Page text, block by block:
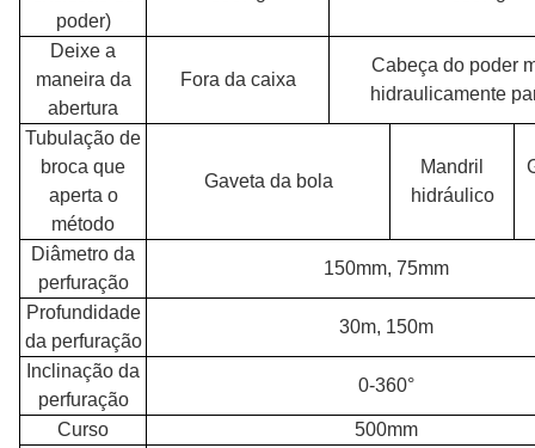
poder)
Deixe a
maneira da
abertura
Fora da caixa
Cabeça do poder
hidraulicamente
Tubulação de
broca que
aperta o
método
Gaveta da bola
Mandril
hidráulico
Diâmetro da
perfuração
150mm, 75mm
Profundidade
da perfuração
30m, 150m
Inclinação da
perfuração
0-360°
Curso
500mm